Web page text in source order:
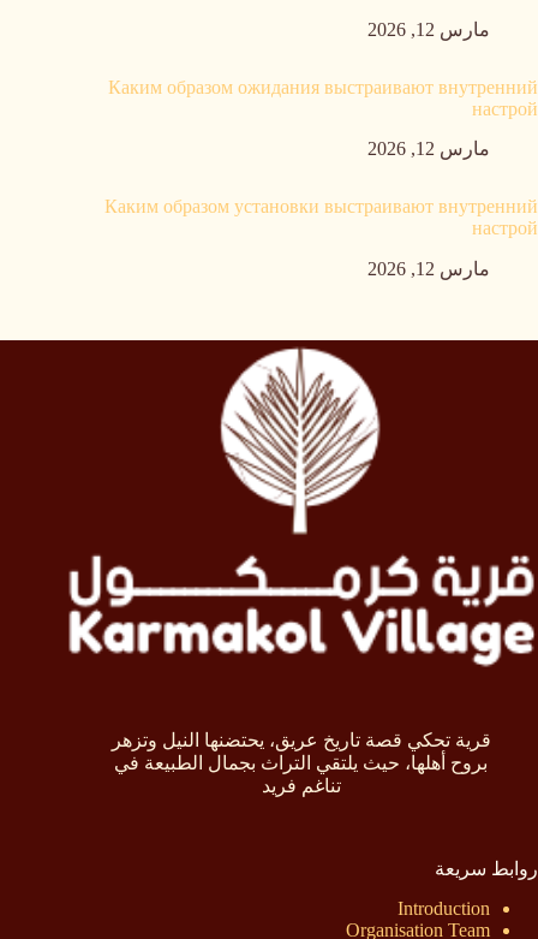
مارس 12, 2026
Каким образом ожидания выстраивают внутренний
настрой
مارس 12, 2026
Каким образом установки выстраивают внутренний
настрой
مارس 12, 2026
قرية تحكي قصة تاريخ عريق، يحتضنها النيل وتزهر
بروح أهلها، حيث يلتقي التراث بجمال الطبيعة في
تناغم فريد
روابط سريعة
Introduction
Organisation Team